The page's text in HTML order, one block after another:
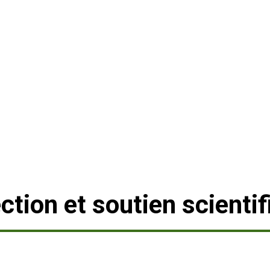
et soutien